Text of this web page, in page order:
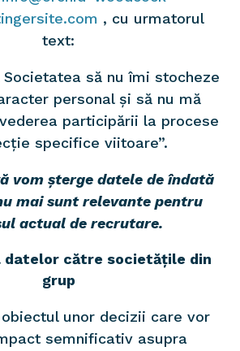
, cu urmatorul
text:
să nu îmi stocheze
personal și să nu mă
participării la procese
specifice viitoare”.
vom șterge datele de îndată
mai sunt relevante pentru
actual de recrutare.
datelor către societățile din
grup
unor decizii care vor
semnificativ asupra